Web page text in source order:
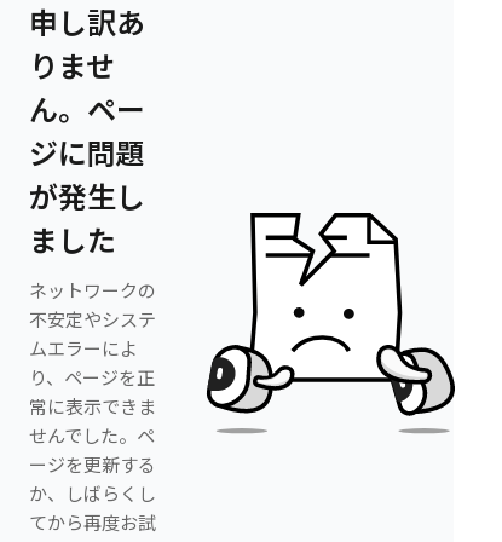
申し訳あ
りませ
ん。ペー
ジに問題
が発生し
ました
ネットワークの
不安定やシステ
ムエラーによ
り、ページを正
常に表示できま
せんでした。ペ
ージを更新する
か、しばらくし
てから再度お試